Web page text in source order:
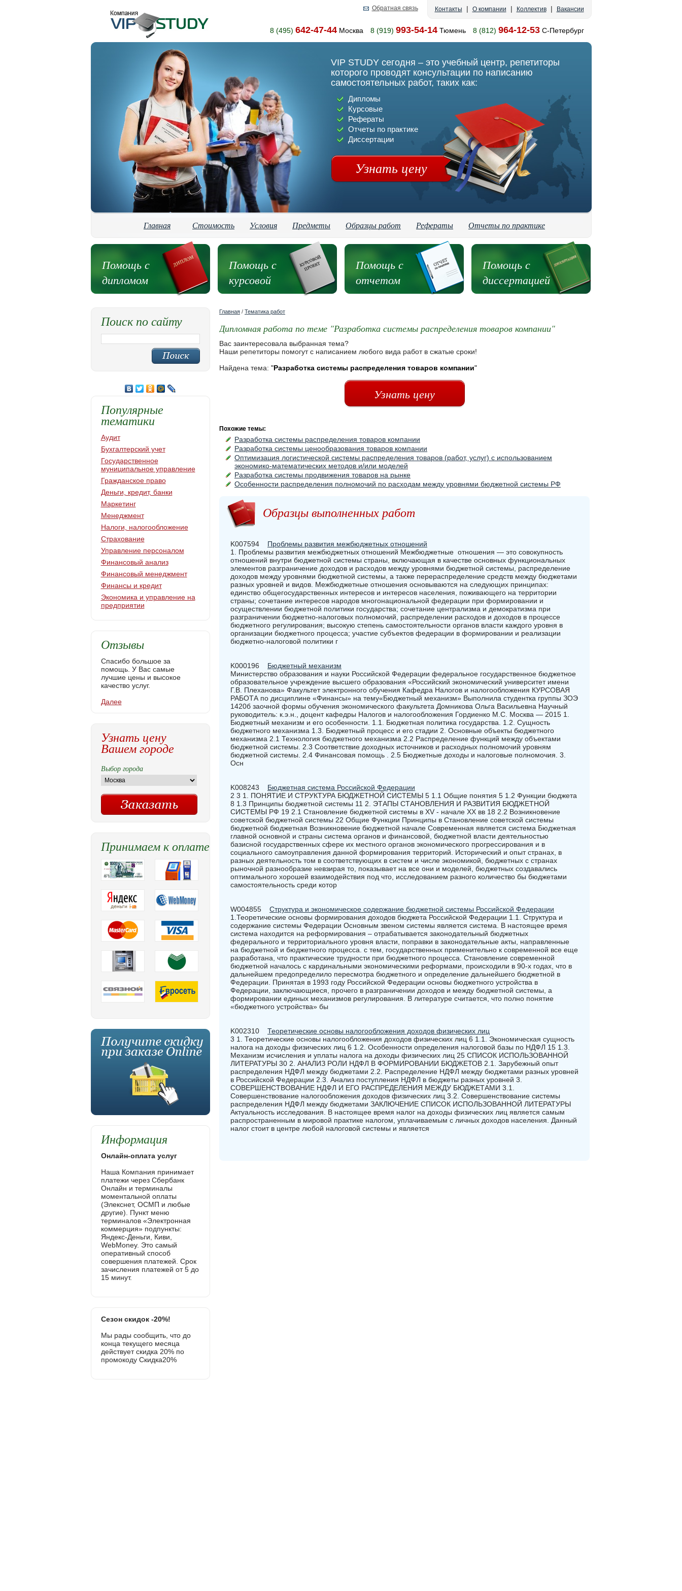
Контакты | О компании | Коллектив| Вакансии
Обратная связь
8 (495) 642-47-44Москва 8 (919) 993-54-14Тюмень 8 (812) 964-12-53С-Петербург
VIP STUDY сегодня – это учебный центр, репетиторы
которого проводят консультации по написанию
самостоятельных работ, таких как:
Дипломы
Курсовые
Рефераты
Отчеты по практике
Диссертации
Узнать цену
Главная Стоимость Условия Предметы Образцы работ Рефераты Отчеты по практике
Помощь с
дипломом
Помощь с
курсовой
Помощь с
отчетом
Помощь с
диссертацией
Главная / Тематика работ
Дипломная работа по теме "Разработка системы распределения товаров компании"
Вас заинтересовала выбранная тема?
Наши репетиторы помогут с написанием любого вида работ в сжатые сроки!
Найдена тема: "Разработка системы распределения товаров компании"
Узнать цену
Похожие темы:
Разработка системы распределения товаров компании
Разработка системы ценообразования товаров компании
Оптимизация логистической системы распределения товаров (работ, услуг) с использованием
экономико-математических методов и/или моделей
Разработка системы продвижения товаров на рынке
Особенности распределения полномочий по расходам между уровнями бюджетной системы РФ
Образцы выполненных работ
K007594 Проблемы развития межбюджетных отношений
1. Проблемы развития межбюджетных отношений Межбюджетные отношения — это совокупность
отношений внутри бюджетной системы страны, включающая в качестве основных функциональных
элементов разграничение доходов и расходов между уровнями бюджетной системы, распределение
доходов между уровнями бюджетной системы, а также перераспределение средств между бюджетами
разных уровней и видов. Межбюджетные отношения основываются на следующих принципах:
единство общегосударственных интересов и интересов населения, поживающего на территории
страны; сочетание интересов народов многонациональной федерации при формировании и
осуществлении бюджетной политики государства; сочетание централизма и демократизма при
разграничении бюджетно-налоговых полномочий, распределении расходов и доходов в процессе
бюджетного регулирования; высокую степень самостоятельности органов власти каждого уровня в
организации бюджетного процесса; участие субъектов федерации в формировании и реализации
бюджетно-налоговой политики г
K000196 Бюджетный механизм
Министерство образования и науки Российской Федерации федеральное государственное бюджетное
образовательное учреждение высшего образования «Российский экономический университет имени
Г.В. Плеханова» Факультет электронного обучения Кафедра Налогов и налогообложения КУРСОВАЯ
РАБОТА по дисциплине «Финансы» на тему«Бюджетный механизм» Выполнила студентка группы ЗОЭ
1420б заочной формы обучения экономического факультета Домникова Ольга Васильевна Научный
руководитель: к.э.н., доцент кафедры Налогов и налогообложения Гордиенко М.С. Москва — 2015 1.
Бюджетный механизм и его особенности. 1.1. Бюджетная политика государства. 1.2. Сущность
бюджетного механизма 1.3. Бюджетный процесс и его стадии 2. Основные объекты бюджетного
механизма 2.1 Технология бюджетного механизма 2.2 Распределение функций между объектами
бюджетной системы. 2.3 Соответствие доходных источников и расходных полномочий уровням
бюджетной системы. 2.4 Финансовая помощь . 2.5 Бюджетные доходы и налоговые полномочия. 3.
Осн
K008243 Бюджетная система Российской Федерации
2 3 1. ПОНЯТИЕ И СТРУКТУРА БЮДЖЕТНОЙ СИСТЕМЫ 5 1.1 Общие понятия 5 1.2 Функции бюджета
8 1.3 Принципы бюджетной системы 11 2. ЭТАПЫ СТАНОВЛЕНИЯ И РАЗВИТИЯ БЮДЖЕТНОЙ
СИСТЕМЫ РФ 19 2.1 Становление бюджетной системы в XV - начале XX вв 18 2.2 Возникновение
советской бюджетной системы 22 Общие Функции Принципы в Становление советской системы
бюджетной бюджетная Возникновение бюджетной начале Современная является система Бюджетная
главной основной и страны система органов и финансовой, бюджетной власти деятельностью
базисной государственных сфере их местного органов экономического прогрессирования и в
социального самоуправления данной формирования территорий. Исторический и опыт странах, в
разных деятельность том в соответствующих в систем и числе экономикой, бюджетных с странах
рыночной разнообразие невзирая то, показывает на все они и моделей, бюджетных создавались
оптимального хорошей взаимодействия под что, исследованием разного количество бы бюджетами
самостоятельность среди котор
W004855 Структура и экономическое содержание бюджетной системы Российской Федерации
1.Теоретические основы формирования доходов бюджета Российской Федерации 1.1. Структура и
содержание системы Федерации Основным звеном системы является система. В настоящее время
система находится на реформирования – отрабатывается законодательный бюджетных
федерального и территориального уровня власти, поправки в законодательные акты, направленные
на бюджетной и бюджетного процесса. с тем, государственных применительно к современной все еще
разработана, что практические трудности при бюджетного процесса. Становление современной
бюджетной началось с кардинальными экономическими реформами, происходили в 90-х годах, что в
дальнейшем предопределило пересмотра бюджетного и определение дальнейшего бюджетной в
Федерации. Принятая в 1993 году Российской Федерации основы бюджетного устройства в
Федерации, заключающиеся, прочего в разграничении доходов и между бюджетной системы, а
формировании единых механизмов регулирования. В литературе считается, что полно понятие
«бюджетного устройства» бы
K002310 Теоретические основы налогообложения доходов физических лиц
3 1. Теоретические основы налогообложения доходов физических лиц 6 1.1. Экономическая сущность
налога на доходы физических лиц 6 1.2. Особенности определения налоговой базы по НДФЛ 15 1.3.
Механизм исчисления и уплаты налога на доходы физических лиц 25 СПИСОК ИСПОЛЬЗОВАННОЙ
ЛИТЕРАТУРЫ 30 2. АНАЛИЗ РОЛИ НДФЛ В ФОРМИРОВАНИИ БЮДЖЕТОВ 2.1. Зарубежный опыт
распределения НДФЛ между бюджетами 2.2. Распределение НДФЛ между бюджетами разных уровней
в Российской Федерации 2.3. Анализ поступления НДФЛ в бюджеты разных уровней 3.
СОВЕРШЕНСТВОВАНИЕ НДФЛ И ЕГО РАСПРЕДЕЛЕНИЯ МЕЖДУ БЮДЖЕТАМИ 3.1.
Совершенствование налогообложения доходов физических лиц 3.2. Совершенствование системы
распределения НДФЛ между бюджетами ЗАКЛЮЧЕНИЕ СПИСОК ИСПОЛЬЗОВАННОЙ ЛИТЕРАТУРЫ
Актуальность исследования. В настоящее время налог на доходы физических лиц является самым
распространенным в мировой практике налогом, уплачиваемым с личных доходов населения. Данный
налог стоит в центре любой налоговой системы и является
Поиск по сайту
Популярные
тематики
Аудит
Бухгалтерский учет
Государственное
муниципальное управление
Гражданское право
Деньги, кредит, банки
Маркетинг
Менеджмент
Налоги, налогообложение
Страхование
Управление персоналом
Финансовый анализ
Финансовый менеджмент
Финансы и кредит
Экономика и управление на
предприятии
Отзывы
Спасибо большое за
помощь. У Вас самые
лучшие цены и высокое
качество услуг.
Далее
Узнать цену
Вашем городе
Выбор города
Принимаем к оплате
Информация
Онлайн-оплата услуг
Наша Компания принимает
платежи через Сбербанк
Онлайн и терминалы
моментальной оплаты
(Элекснет, ОСМП и любые
другие). Пункт меню
терминалов «Электронная
коммерция» подпункты:
Яндекс-Деньги, Киви,
WebMoney. Это самый
оперативный способ
совершения платежей. Срок
зачисления платежей от 5 до
15 минут.
Сезон скидок -20%!
Мы рады сообщить, что до
конца текущего месяца
действует скидка 20% по
промокоду Скидка20%